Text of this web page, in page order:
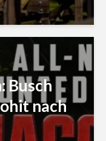
Busch
nach